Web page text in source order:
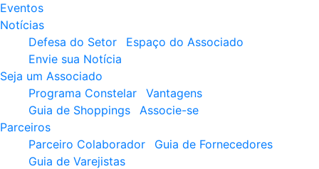
Eventos
Notícias
Defesa do Setor
Espaço do Associado
Envie sua Notícia
Seja um Associado
Programa Constelar
Vantagens
Guia de Shoppings
Associe-se
Parceiros
Parceiro Colaborador
Guia de Fornecedores
Guia de Varejistas